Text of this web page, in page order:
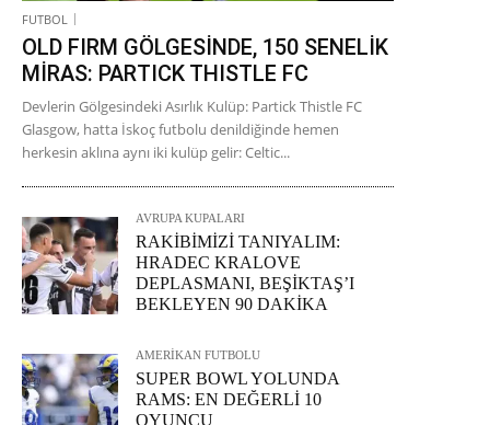
FUTBOL
OLD FIRM GÖLGESİNDE, 150 SENELİK
MİRAS: PARTICK THISTLE FC
Devlerin Gölgesindeki Asırlık Kulüp: Partick Thistle FC
Glasgow, hatta İskoç futbolu denildiğinde hemen
herkesin aklına aynı iki kulüp gelir: Celtic...
AVRUPA KUPALARI
RAKİBİMİZİ TANIYALIM:
HRADEC KRALOVE
DEPLASMANI, BEŞİKTAŞ’I
BEKLEYEN 90 DAKİKA
AMERİKAN FUTBOLU
SUPER BOWL YOLUNDA
RAMS: EN DEĞERLİ 10
OYUNCU